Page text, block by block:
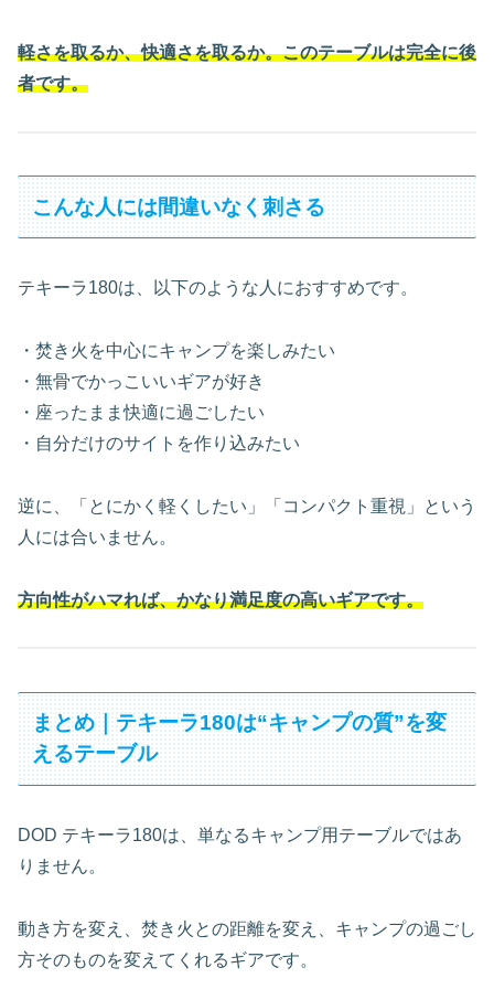
軽さを取るか、快適さを取るか。このテーブルは完全に後
者です。
こんな人には間違いなく刺さる
テキーラ180は、以下のような人におすすめです。
・焚き火を中心にキャンプを楽しみたい
・無骨でかっこいいギアが好き
・座ったまま快適に過ごしたい
・自分だけのサイトを作り込みたい
逆に、「とにかく軽くしたい」「コンパクト重視」という
人には合いません。
方向性がハマれば、かなり満足度の高いギアです。
まとめ｜テキーラ180は“キャンプの質”を変
えるテーブル
DOD テキーラ180は、単なるキャンプ用テーブルではあ
りません。
動き方を変え、焚き火との距離を変え、キャンプの過ごし
方そのものを変えてくれるギアです。